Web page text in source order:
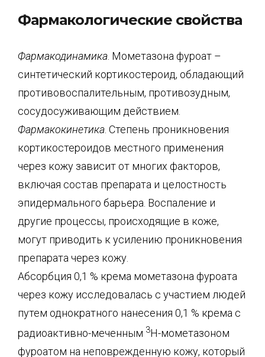
Фармакологические свойства
Фармакодинамика . Мометазона фуроат –
синтетический кортикостероид, обладающий
противовоспалительным, противозудным,
сосудосуживающим действием.
Фармакокинетика . Степень проникновения
кортикостероидов местного применения
через кожу зависит от многих факторов,
включая состав препарата и целостность
эпидермального барьера. Воспаление и
другие процессы, происходящие в коже,
могут приводить к усилению проникновения
препарата через кожу.
Абсорбция 0,1 % крема мометазона фуроата
через кожу исследовалась с участием людей
путем однократного нанесения 0,1 % крема с
радиоактивно-меченным 3Н-мометазоном
фуроатом на неповрежденную кожу, который